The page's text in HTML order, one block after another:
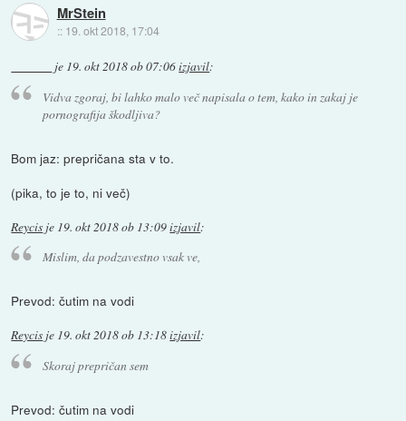
MrStein
:: 19. okt 2018, 17:04
je 19. okt 2018 ob 07:06izjavil:
Vidva zgoraj, bi lahko malo več napisala o tem, kako in zakaj je
pornografija škodljiva?
Bom jaz: prepričana sta v to.
(pika, to je to, ni več)
Reycis je 19. okt 2018 ob 13:09izjavil:
Mislim, da podzavestno vsak ve,
Prevod: čutim na vodi
Reycis je 19. okt 2018 ob 13:18izjavil:
Skoraj prepričan sem
Prevod: čutim na vodi